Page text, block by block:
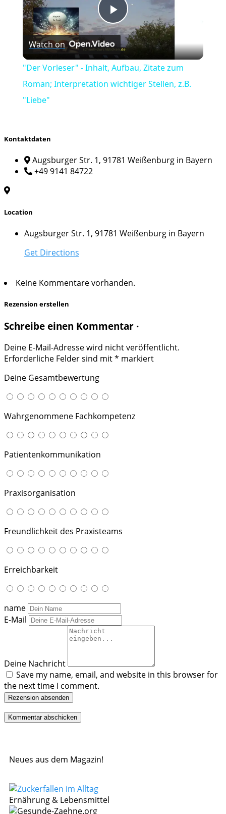
Play
Video
Watch on
"Der Vorleser" - Inhalt, Aufbau, Zitate zum
Roman; Interpretation wichtiger Stellen, z.B.
"Liebe"
Kontaktdaten
Augsburger Str. 1, 91781 Weißenburg in Bayern
+49 9141 84722
Location
Augsburger Str. 1, 91781 Weißenburg in Bayern
Get Directions
Keine Kommentare vorhanden.
Rezension erstellen
Schreibe einen Kommentar ·
Deine E-Mail-Adresse wird nicht veröffentlicht.
Erforderliche Felder sind mit* markiert
Deine Gesamtbewertung
Wahrgenommene Fachkompetenz
Patientenkommunikation
Praxisorganisation
Freundlichkeit des Praxisteams
Erreichbarkeit
name
E-Mail
Deine Nachricht
Save my name, email, and website in this browser for
the next time I comment.
Rezension absenden
Neues aus dem Magazin!
Ernährung & Lebensmittel